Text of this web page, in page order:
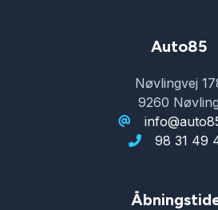
Auto85
Nøvlingvej
9260 Nøvling
98 31 49